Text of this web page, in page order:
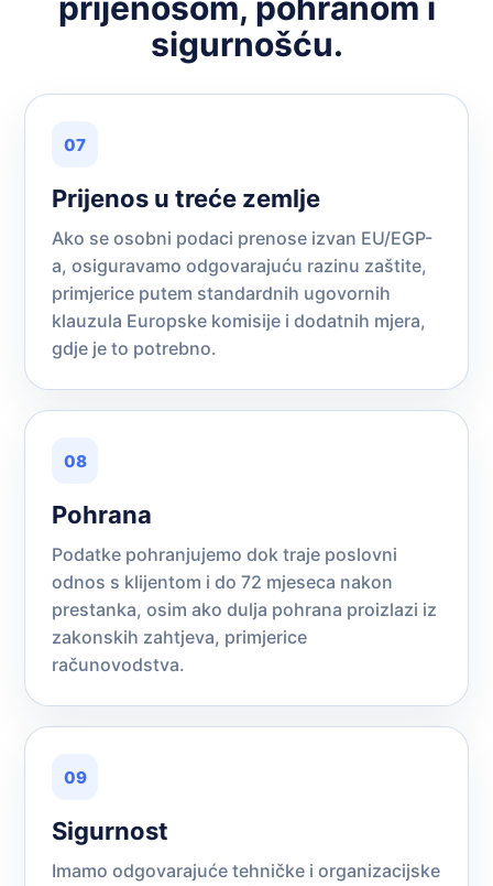
sigurnošću.
07
Prijenos u treće zemlje
Ako se osobni podaci prenose izvan EU/EGP-
a, osiguravamo odgovarajuću razinu zaštite,
primjerice putem standardnih ugovornih
klauzula Europske komisije i dodatnih mjera,
gdje je to potrebno.
08
Pohrana
Podatke pohranjujemo dok traje poslovni
odnos s klijentom i do 72 mjeseca nakon
prestanka, osim ako dulja pohrana proizlazi iz
zakonskih zahtjeva, primjerice
računovodstva.
09
Sigurnost
Imamo odgovarajuće tehničke i organizacijske